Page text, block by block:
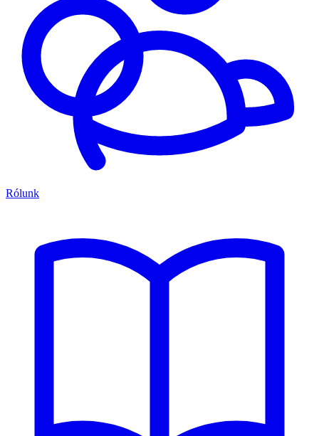
Rólunk